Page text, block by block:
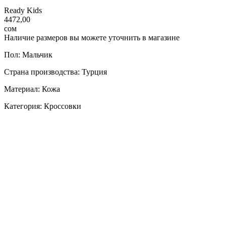
Ready Kids
4472,00
сом
Наличие размеров вы можете уточнить в магазине
Пол: Мальчик
Страна производства: Турция
Материал: Кожа
Категория: Кроссовки